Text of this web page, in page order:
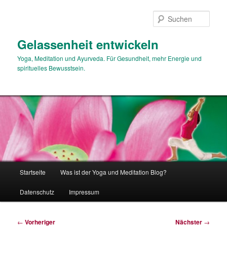
Gelassenheit entwickeln
Yoga, Meditation und Ayurveda. Für Gesundheit, mehr Energie und
spirituelles Bewusstsein.
Startseite Was ist der Yoga und Meditation Blog?
Datenschutz Impressum
Beitragsnavigation
← Vorheriger Nächster →